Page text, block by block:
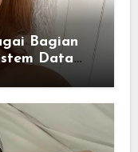
Bagian
Data